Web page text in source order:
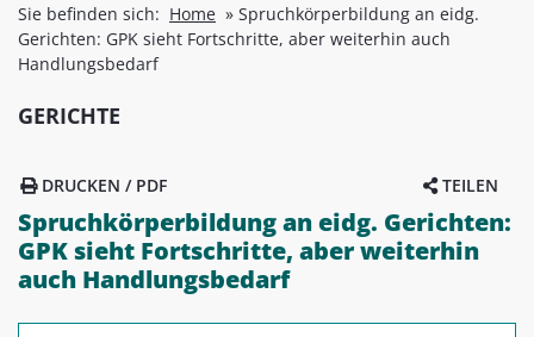
Sie befinden sich: Home » Spruchkörperbildung an eidg.
Gerichten: GPK sieht Fortschritte, aber weiterhin auch
Handlungsbedarf
GERICHTE
TEILEN
DRUCKEN / PDF
Spruchkörperbildung an eidg. Gerichten:
GPK sieht Fortschritte, aber weiterhin
auch Handlungsbedarf